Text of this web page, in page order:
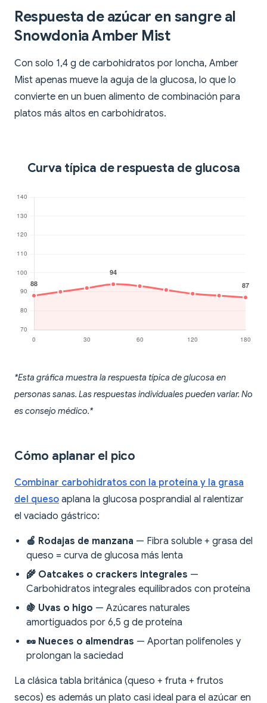
Respuesta de azúcar en sangre al
Snowdonia Amber Mist
Con solo 1,4 g de carbohidratos por loncha, Amber
Mist apenas mueve la aguja de la glucosa, lo que lo
convierte en un buen alimento de combinación para
platos más altos en carbohidratos.
Curva típica de respuesta de glucosa
*Esta gráfica muestra la respuesta típica de glucosa en
personas sanas. Las respuestas individuales pueden variar. No
es consejo médico.*
Cómo aplanar el pico
Combinar carbohidratos con la proteína y la grasa
del queso aplana la glucosa posprandial al ralentizar
el vaciado gástrico:
🍎 Rodajas de manzana — Fibra soluble + grasa del
queso = curva de glucosa más lenta
🌾 Oatcakes o crackers integrales —
Carbohidratos integrales equilibrados con proteína
🍇 Uvas o higo — Azúcares naturales
amortiguados por 6,5 g de proteína
🥜 Nueces o almendras — Aportan polifenoles y
prolongan la saciedad
La clásica tabla británica (queso + fruta + frutos
secos) es además un plato casi ideal para el azúcar en